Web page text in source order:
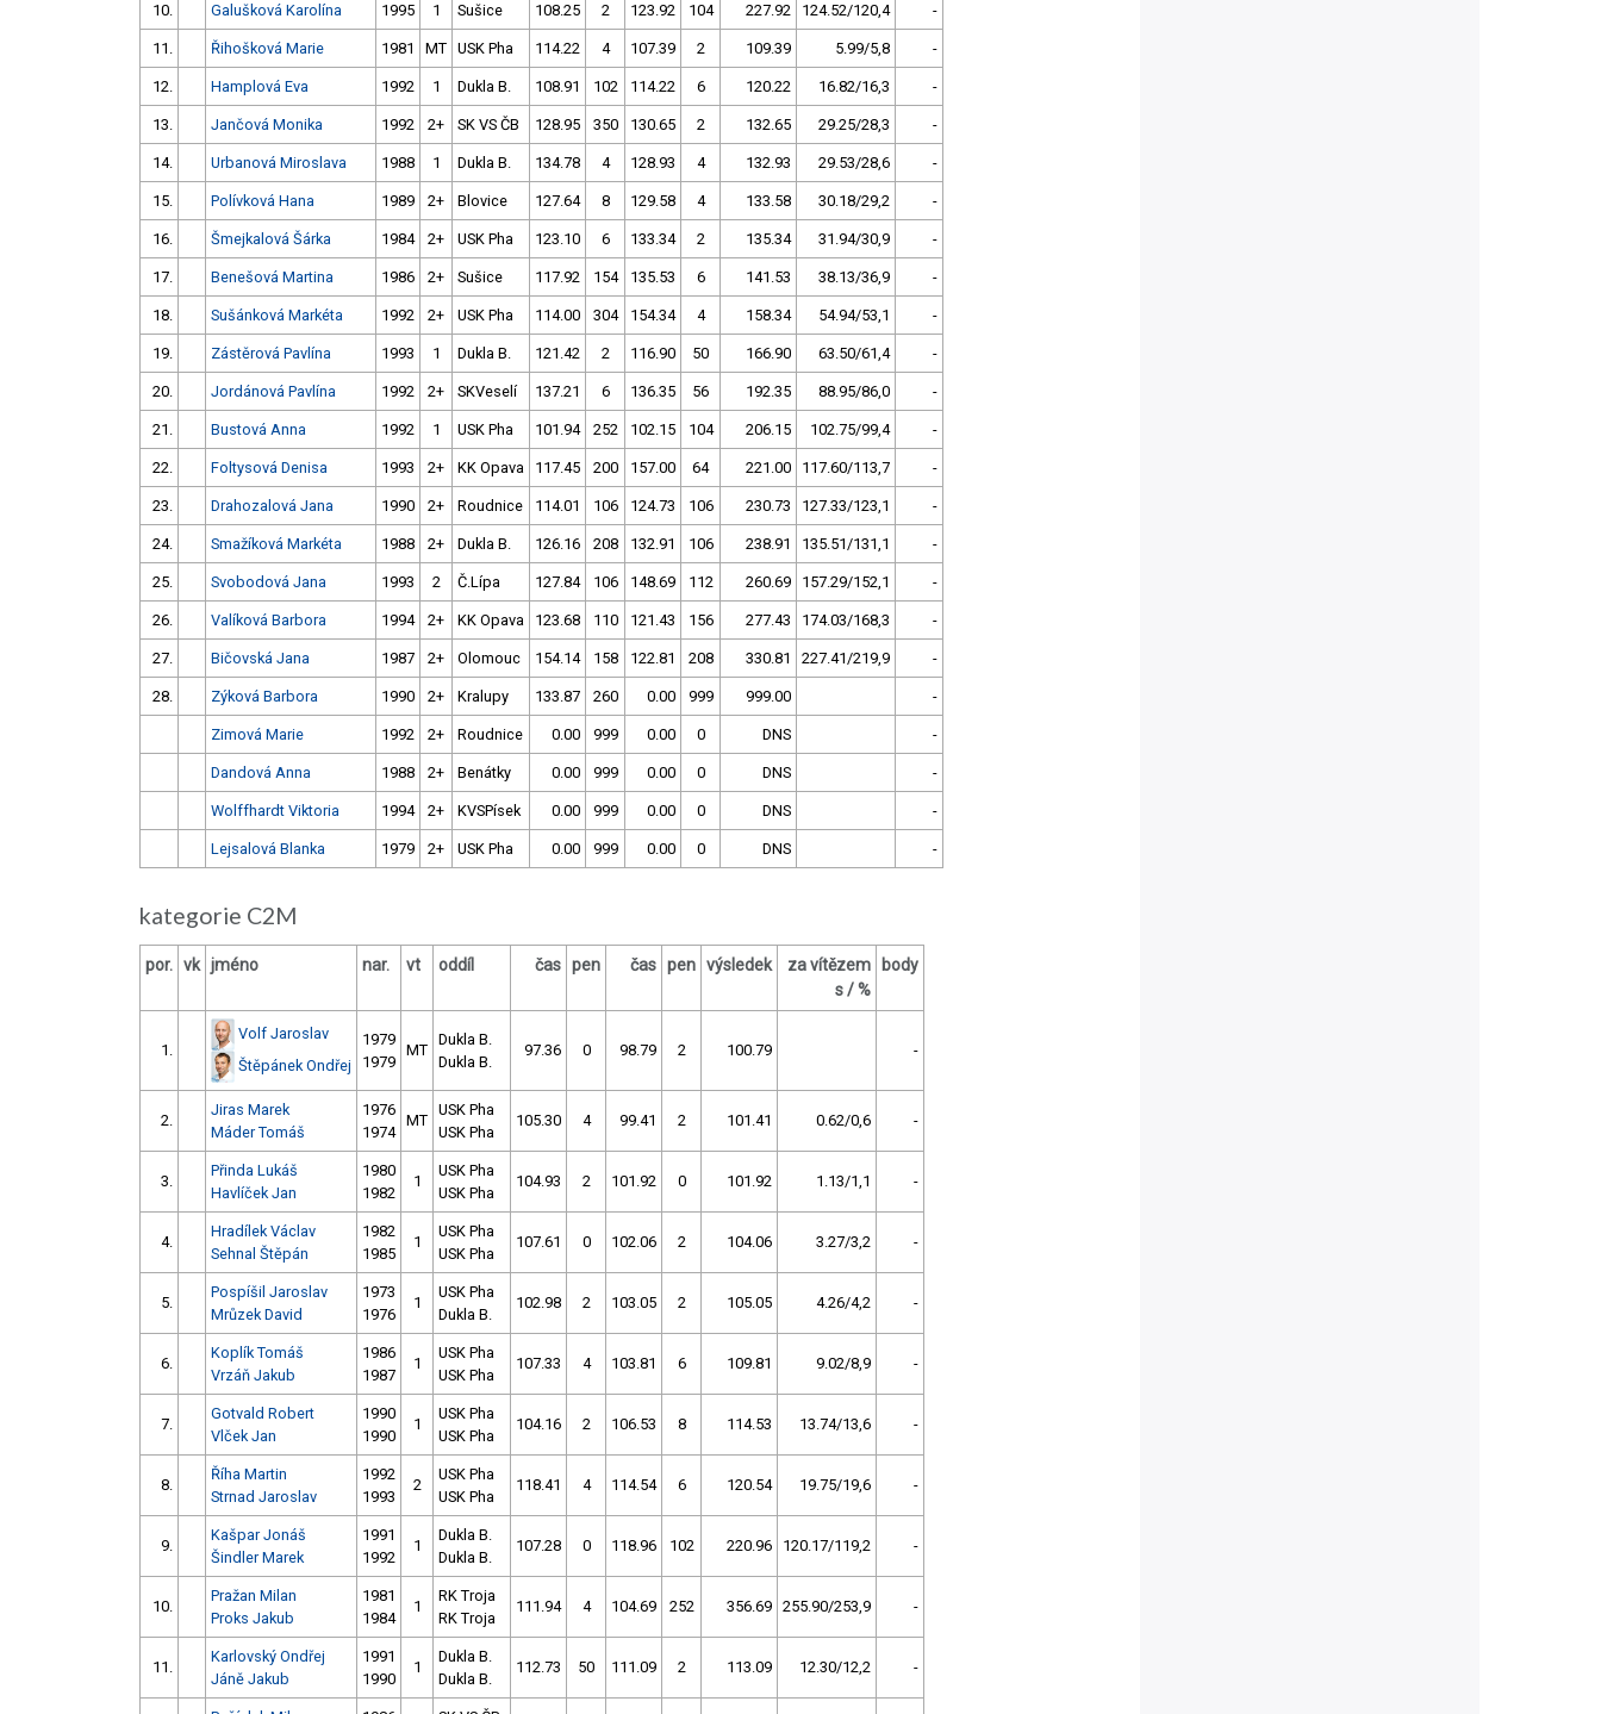
10. Galušková Karolína 1995 1 Sušice 108.25 2 123.92 104 227.92 124.52/120,4 -
11. Řihošková Marie 1981 MT USK Pha 114.22 4 107.39 2 109.39 5.99/5,8 -
12. Hamplová Eva 1992 1 Dukla B. 108.91 102 114.22 6 120.22 16.82/16,3 -
13. Jančová Monika 1992 2+ SK VS ČB 128.95 350 130.65 2 132.65 29.25/28,3 -
14. Urbanová Miroslava 1988 1 Dukla B. 134.78 4 128.93 4 132.93 29.53/28,6 -
15. Polívková Hana 1989 2+ Blovice 127.64 8 129.58 4 133.58 30.18/29,2 -
16. Šmejkalová Šárka 1984 2+ USK Pha 123.10 6 133.34 2 135.34 31.94/30,9 -
17. Benešová Martina 1986 2+ Sušice 117.92 154 135.53 6 141.53 38.13/36,9 -
18. Sušánková Markéta 1992 2+ USK Pha 114.00 304 154.34 4 158.34 54.94/53,1 -
19. Zástěrová Pavlína 1993 1 Dukla B. 121.42 2 116.90 50 166.90 63.50/61,4 -
20. Jordánová Pavlína 1992 2+ SKVeselí 137.21 6 136.35 56 192.35 88.95/86,0 -
21. Bustová Anna 1992 1 USK Pha 101.94 252 102.15 104 206.15 102.75/99,4 -
22. Foltysová Denisa 1993 2+ KK Opava 117.45 200 157.00 64 221.00 117.60/113,7 -
23. Drahozalová Jana 1990 2+ Roudnice 114.01 106 124.73 106 230.73 127.33/123,1 -
24. Smažíková Markéta 1988 2+ Dukla B. 126.16 208 132.91 106 238.91 135.51/131,1 -
25. Svobodová Jana 1993 2 Č.Lípa 127.84 106 148.69 112 260.69 157.29/152,1 -
26. Valíková Barbora 1994 2+ KK Opava 123.68 110 121.43 156 277.43 174.03/168,3 -
27. Bičovská Jana 1987 2+ Olomouc 154.14 158 122.81 208 330.81 227.41/219,9 -
28. Zýková Barbora 1990 2+ Kralupy 133.87 260 0.00 999 999.00 -
Zimová Marie 1992 2+ Roudnice 0.00 999 0.00 0 DNS -
Dandová Anna 1988 2+ Benátky 0.00 999 0.00 0 DNS -
Wolffhardt Viktoria 1994 2+ KVSPísek 0.00 999 0.00 0 DNS -
Lejsalová Blanka 1979 2+ USK Pha 0.00 999 0.00 0 DNS -
kategorie C2M
por. vk jméno nar. vt oddíl čas pen čas pen výsledek
za vítězem
s / %
body
1.
Volf Jaroslav
Štěpánek Ondřej
1979
1979
MT
Dukla B.
Dukla B.
97.36 0 98.79 2 100.79 -
2.
Jiras Marek
Máder Tomáš
1976
1974
MT
USK Pha
USK Pha
105.30 4 99.41 2 101.41 0.62/0,6 -
3.
Přinda Lukáš
Havlíček Jan
1980
1982
1
USK Pha
USK Pha
104.93 2 101.92 0 101.92 1.13/1,1 -
4.
Hradílek Václav
Sehnal Štěpán
1982
1985
1
USK Pha
USK Pha
107.61 0 102.06 2 104.06 3.27/3,2 -
5.
Pospíšil Jaroslav
Mrůzek David
1973
1976
1
USK Pha
Dukla B.
102.98 2 103.05 2 105.05 4.26/4,2 -
6.
Koplík Tomáš
Vrzáň Jakub
1986
1987
1
USK Pha
USK Pha
107.33 4 103.81 6 109.81 9.02/8,9 -
7.
Gotvald Robert
Vlček Jan
1990
1990
1
USK Pha
USK Pha
104.16 2 106.53 8 114.53 13.74/13,6 -
8.
Říha Martin
Strnad Jaroslav
1992
1993
2
USK Pha
USK Pha
118.41 4 114.54 6 120.54 19.75/19,6 -
9.
Kašpar Jonáš
Šindler Marek
1991
1992
1
Dukla B.
Dukla B.
107.28 0 118.96 102 220.96 120.17/119,2 -
10.
Pražan Milan
Proks Jakub
1981
1984
1
RK Troja
RK Troja
111.94 4 104.69 252 356.69 255.90/253,9 -
11.
Karlovský Ondřej
Jáně Jakub
1991
1990
1
Dukla B.
Dukla B.
112.73 50 111.09 2 113.09 12.30/12,2 -